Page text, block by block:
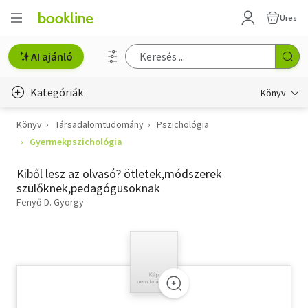
Üres
AI ajánló
Kategóriák Könyv
Életmód, egészség
Gyermek- és ifjúsági
Könyv Társadalomtudomány
Pszichológia
Gyermekpszichológia
Kiből lesz az olvasó? ötletek,módszerek
szülőknek,pedagógusoknak
Fenyő D. György